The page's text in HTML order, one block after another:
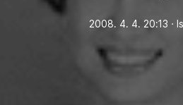
2008. 4. 4. 20:13 ㆍ